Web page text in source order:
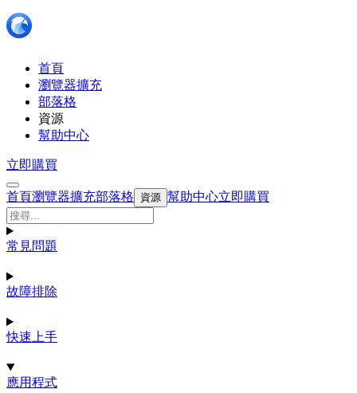
首頁
瀏覽器擴充
部落格
資源
幫助中心
立即購買
首頁瀏覽器擴充部落格 資源 幫助中心立即購買
常見問題
故障排除
快速上手
應用程式